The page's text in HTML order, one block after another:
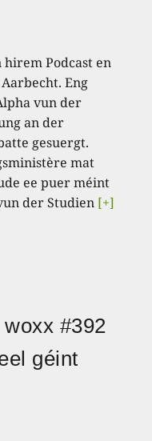
Podcast en
Eng
vun der
an der
gesuergt.
mat
ee puer méint
der Studien [+]
#392
géint